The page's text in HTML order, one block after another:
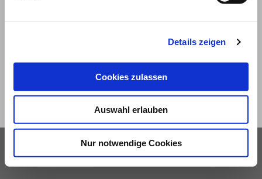
Details zeigen
Cookies zulassen
Auswahl erlauben
Nur notwendige Cookies
Impressum und Nutzungsbedingungen
Datenschutz Privatsphäre